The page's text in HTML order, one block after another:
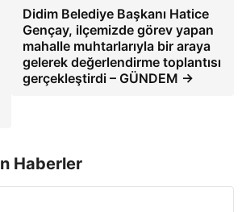
Didim Belediye Başkanı Hatice
Gençay, ilçemizde görev yapan
mahalle muhtarlarıyla bir araya
gelerek değerlendirme toplantısı
gerçekleştirdi – GÜNDEM →
Haberler